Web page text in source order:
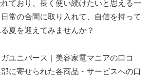
ており、長く使い続けたいと思える一
常の合間に取り入れて、自信を持って
夏を迎えてみませんか？
ユニバース｜美容家電マニアの口コ
に寄せられた各商品・サービスへの口